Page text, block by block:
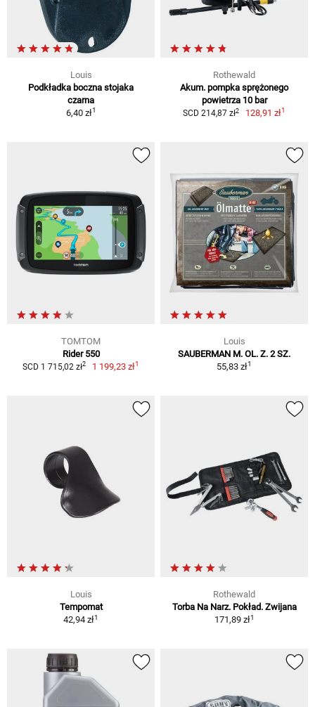
Louis
Podkładka boczna stojaka
czarna
6,40 zł1
Rothewald
Akum. pompka sprężonego
powietrza 10 bar
SCD 214,87 zł2 128,91 zł1
TOMTOM
Rider 550
SCD 1 715,02 zł2 1 199,23 zł1
Louis
SAUBERMAN M. OL. Z. 2 SZ.
55,83 zł1
Louis
Tempomat
42,94 zł1
Rothewald
Torba Na Narz. Pokład. Zwijana
171,89 zł1